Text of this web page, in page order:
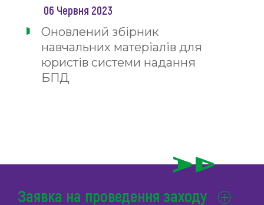
06 Червня 2023
Оновлений збірник
навчальних матеріалів для
юристів системи надання
БПД
Заявка на проведення заходу